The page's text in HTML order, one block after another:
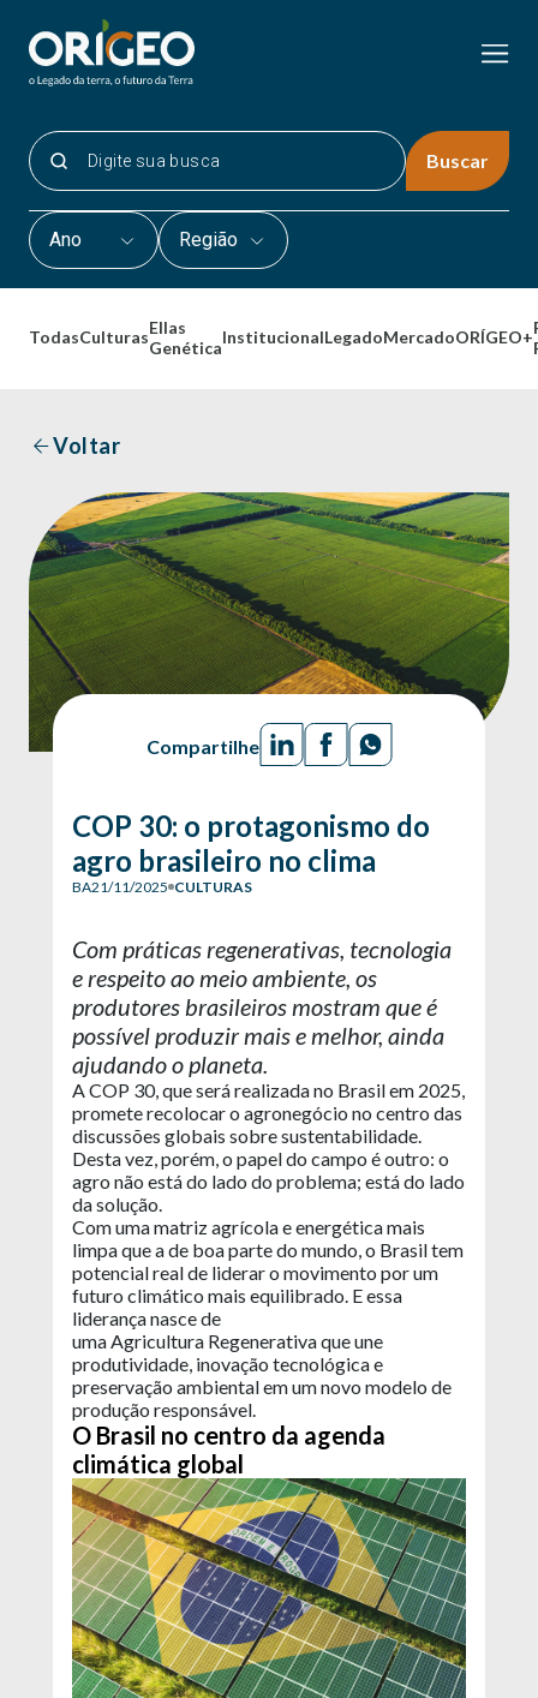
Buscar
Ano Região
TodasCulturasEllas
GenéticaInstitucionalLegadoMercadoORÍGEO+
Voltar
Compartilhe
COP 30: o protagonismo do
agro brasileiro no clima
BA21/11/2025 CULTURAS
Com práticas regenerativas, tecnologia
e respeito ao meio ambiente, os
produtores brasileiros mostram que é
possível produzir mais e melhor, ainda
ajudando o planeta.
A COP 30, que será realizada no Brasil em 2025,
promete recolocar o agronegócio no centro das
discussões globais sobre sustentabilidade.
Desta vez, porém, o papel do campo é outro: o
agro não está do lado do problema; está do lado
da solução.
Com uma matriz agrícola e energética mais
limpa que a de boa parte do mundo, o Brasil tem
potencial real de liderar o movimento por um
futuro climático mais equilibrado. E essa
liderança nasce de
uma Agricultura Regenerativa que une
produtividade, inovação tecnológica e
preservação ambiental em um novo modelo de
produção responsável.
O Brasil no centro da agenda
climática global